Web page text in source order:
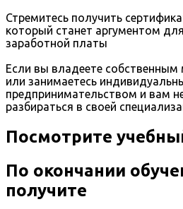
Стремитесь получить
который станет аргументом
заработной платы
Если вы владеете
или занимаетесь
предпринимательством и вам
разбираться в своей
Посмотрите
По окончании
получите